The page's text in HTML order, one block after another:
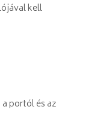
kell
portól és az